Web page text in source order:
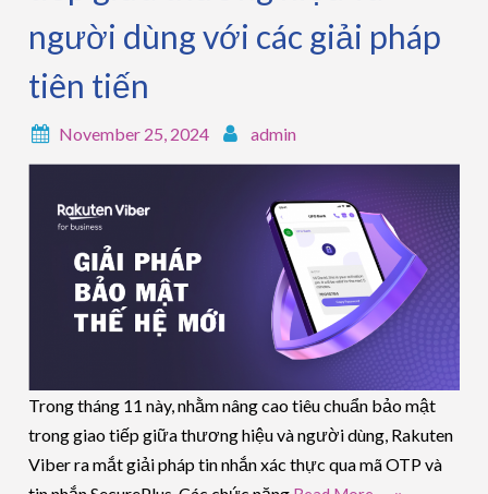
người dùng với các giải pháp
tiên tiến
November 25, 2024 admin
Trong tháng 11 này, nhằm nâng cao tiêu chuẩn bảo mật
trong giao tiếp giữa thương hiệu và người dùng, Rakuten
Viber ra mắt giải pháp tin nhắn xác thực qua mã OTP và